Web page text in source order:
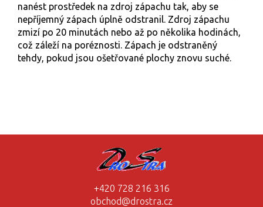
nanést prostředek na zdroj zápachu tak, aby se
nepříjemný zápach úplně odstranil. Zdroj zápachu
zmizí po 20 minutách nebo až po několika hodinách,
což záleží na poréznosti. Zápach je odstraněný
tehdy, pokud jsou ošetřované plochy znovu suché.
+420 728 216 316
obchod@drostra.cz